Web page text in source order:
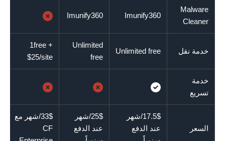
Malware
Cleaner
Imunify360
Imunify360
خدمة نقل Unlimited free
Unlimited
free
1free +
$25/site
خدمة
تسريع
السعر
17.5$/شهر
عند الدفع
25$/شهر
عند الدفع
33$/شهر مع
CF